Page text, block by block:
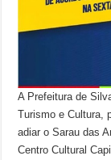
A Prefeitura de
Turismo e Cultura,
adiar o Sarau das
Centro Cultural